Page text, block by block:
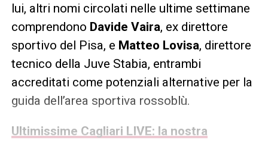
lui, altri nomi circolati nelle ultime settimane
comprendono Davide Vaira, ex direttore
sportivo del Pisa, e Matteo Lovisa, direttore
tecnico della Juve Stabia, entrambi
accreditati come potenziali alternative per la
guida dell’area sportiva rossoblù.
Ultimissime Cagliari LIVE: la nostra